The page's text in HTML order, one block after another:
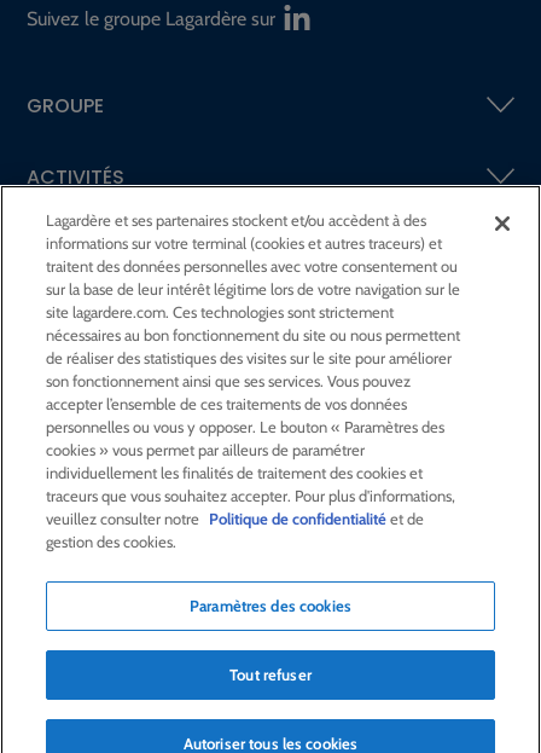
Suivez le groupe Lagardère sur
GROUPE
ACTIVITÉS
ACTIONNAIRES &INVESTISSEURS
LA RSECHEZ LAGARDÈRE
LA FONDATIONJEAN‑LUC LAGARDÈRE
CENTRE PRESSE
NOUS REJOINDRE
Alerte e-mail
Commande de publication
Plan du site
Nous contacter
Mentions légales
Politique de confidentialité
Déclaration d’accessibilité
Lagardère et ses partenaires stockent et/ou accèdent à des
informations sur votre terminal (cookies et autres traceurs) et
traitent des données personnelles avec votre consentement ou
sur la base de leur intérêt légitime lors de votre navigation sur le
site lagardere.com. Ces technologies sont strictement
nécessaires au bon fonctionnement du site ou nous permettent
de réaliser des statistiques des visites sur le site pour améliorer
son fonctionnement ainsi que ses services. Vous pouvez
accepter l’ensemble de ces traitements de vos données
personnelles ou vous y opposer. Le bouton « Paramètres des
cookies » vous permet par ailleurs de paramétrer
individuellement les finalités de traitement des cookies et
traceurs que vous souhaitez accepter. Pour plus d'informations,
veuillez consulter notre Politique de confidentialitéet de
gestion des cookies.
Paramètres des cookies
Tout refuser
Autoriser tous les cookies